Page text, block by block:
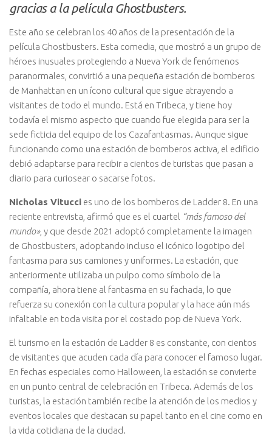
gracias a la película Ghostbusters.
Este año se celebran los 40 años de la presentación de la
película Ghostbusters. Esta comedia, que mostró a un grupo de
héroes inusuales protegiendo a Nueva York de fenómenos
paranormales, convirtió a una pequeña estación de bomberos
de Manhattan en un ícono cultural que sigue atrayendo a
visitantes de todo el mundo. Está en Tribeca, y tiene hoy
todavía el mismo aspecto que cuando fue elegida para ser la
sede ficticia del equipo de los Cazafantasmas. Aunque sigue
funcionando como una estación de bomberos activa, el edificio
debió adaptarse para recibir a cientos de turistas que pasan a
diario para curiosear o sacarse fotos.
Nicholas Vitucci es uno de los bomberos de Ladder 8. En una
reciente entrevista, afirmó que es el cuartel “más famoso del
mundo», y que desde 2021 adoptó completamente la imagen
de Ghostbusters, adoptando incluso el icónico logotipo del
fantasma para sus camiones y uniformes. La estación, que
anteriormente utilizaba un pulpo como símbolo de la
compañía, ahora tiene al fantasma en su fachada, lo que
refuerza su conexión con la cultura popular y la hace aún más
infaltable en toda visita por el costado pop de Nueva York.
El turismo en la estación de Ladder 8 es constante, con cientos
de visitantes que acuden cada día para conocer el famoso lugar.
En fechas especiales como Halloween, la estación se convierte
en un punto central de celebración en Tribeca. Además de los
turistas, la estación también recibe la atención de los medios y
eventos locales que destacan su papel tanto en el cine como en
la vida cotidiana de la ciudad.